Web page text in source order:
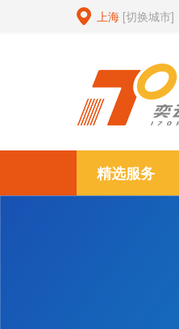
上海 [切换城市]
精选服务